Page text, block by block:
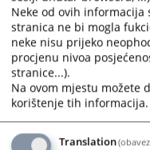
Prateći
Procedure o
Obrazac za prijavu
Neke od ovih
stranica ne bi mogla
neke nisu prijeko
procjenu nivoa
stranice...).
Na ovom mjestu možete
korištenje tih informacija.
Translation